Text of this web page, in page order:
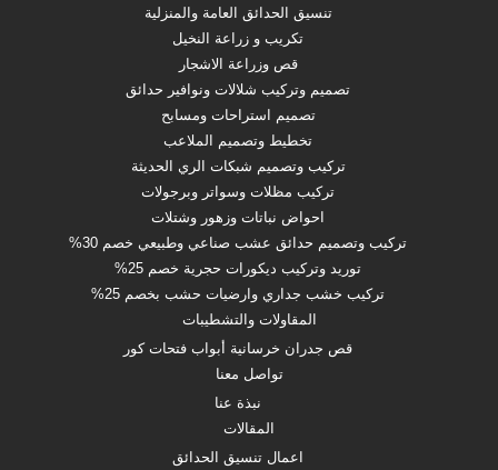
تنسيق الحدائق العامة والمنزلية
تكريب و زراعة النخيل
قص وزراعة الاشجار
تصميم وتركيب شلالات ونوافير حدائق
تصميم استراحات ومسابح
تخطيط وتصميم الملاعب
تركيب وتصميم شبكات الري الحديثة
تركيب مظلات وسواتر وبرجولات
احواض نباتات وزهور وشتلات
تركيب وتصميم حدائق عشب صناعي وطبيعي خصم 30%
توريد وتركيب ديكورات حجرية خصم 25%
تركيب خشب جداري وارضيات حشب بخصم 25%
المقاولات والتشطيبات
قص جدران خرسانية أبواب فتحات كور
تواصل معنا
نبذة عنا
المقالات
اعمال تنسيق الحدائق